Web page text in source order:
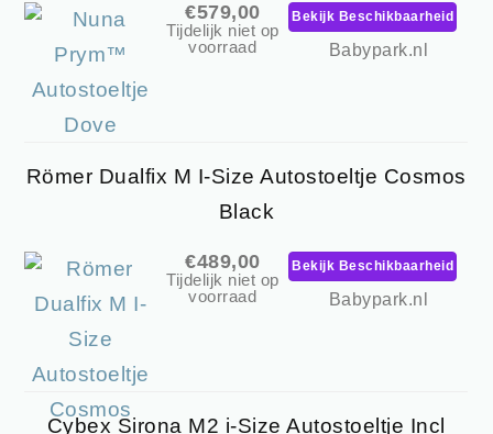
€579,00
Tijdelijk niet op
voorraad
Bekijk Beschikbaarheid
Babypark.nl
Römer Dualfix M I-Size Autostoeltje Cosmos
Black
€489,00
Tijdelijk niet op
voorraad
Bekijk Beschikbaarheid
Babypark.nl
Cybex Sirona M2 i-Size Autostoeltje Incl